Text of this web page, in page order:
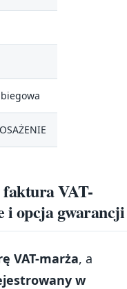
faktura VAT-
i opcja gwarancji
VAT-marża, a
w